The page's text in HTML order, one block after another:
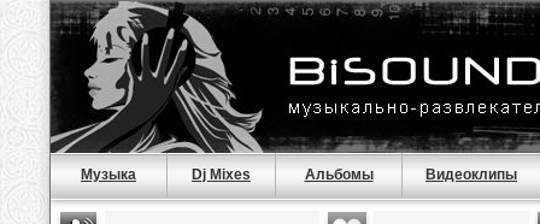
Музыка Dj Mixes Альбомы Видеоклипы